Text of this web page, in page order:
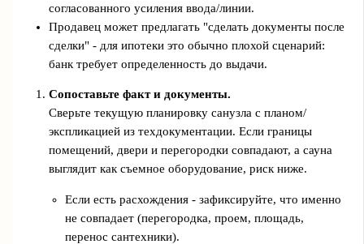
согласованного усиления ввода/линии.
Продавец может предлагать "сделать документы после
сделки" - для ипотеки это обычно плохой сценарий:
банк требует определенность до выдачи.
Сопоставьте факт и документы.
Сверьте текущую планировку санузла с планом/
экспликацией из техдокументации. Если границы
помещений, двери и перегородки совпадают, а сауна
выглядит как съемное оборудование, риск ниже.
Если есть расхождения - зафиксируйте, что именно
не совпадает (перегородка, проем, площадь,
перенос сантехники).